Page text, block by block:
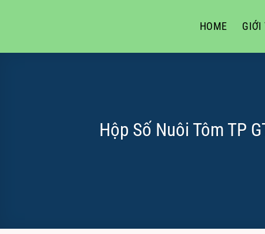
HOME GIỚI
Hộp Số Nuôi Tôm TP